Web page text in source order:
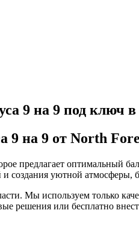
9 на 9 под ключ
9 на 9 от North
предлагает оптимальный
создания уютной
Мы используем только
решения или бесплатно